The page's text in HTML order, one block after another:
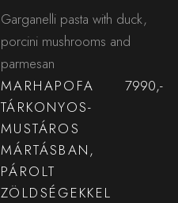
Garganelli pasta with duck,
porcini mushrooms and
parmesan
MARHAPOFA
TÁRKONYOS-
MUSTÁROS
MÁRTÁSBAN,
PÁROLT
ZÖLDSÉGEKKEL
7990,-